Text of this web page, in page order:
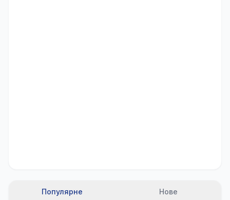
Популярне Нове